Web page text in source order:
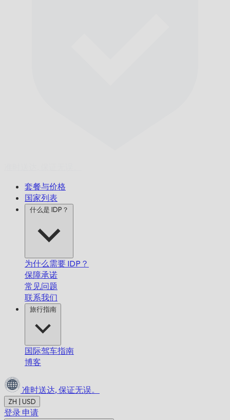
套餐与价格
国家列表
什么是 IDP？
为什么需要 IDP？
保障承诺
常见问题
联系我们
旅行指南
国际驾车指南
博客
准时送达, 保证无误。
ZH | USD
登录 申请